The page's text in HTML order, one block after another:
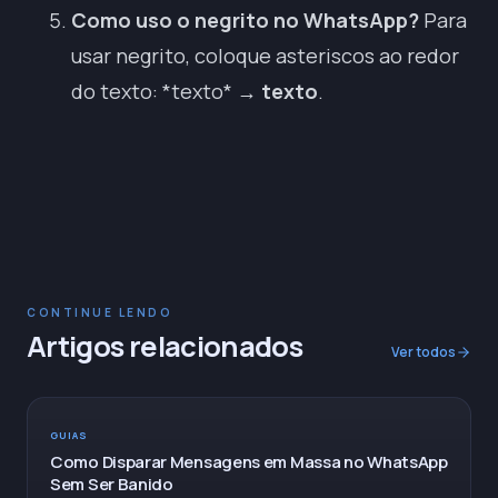
Como uso o negrito no WhatsApp? Para
usar negrito, coloque asteriscos ao redor
do texto: *texto* → texto.
CONTINUE LENDO
Artigos relacionados Ver todos
GUIAS
Como Disparar Mensagens em Massa no WhatsApp
Sem Ser Banido